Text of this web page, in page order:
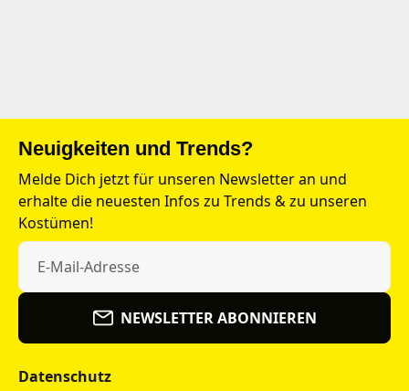
Neuigkeiten und Trends?
Melde Dich jetzt für unseren Newsletter an und
erhalte die neuesten Infos zu Trends & zu unseren
Kostümen!
NEWSLETTER ABONNIEREN
Datenschutz